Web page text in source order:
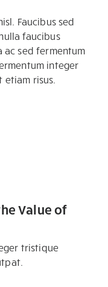
Faucibus sed
faucibus
ac sed fermentum
integer
risus.
Value of
tristique